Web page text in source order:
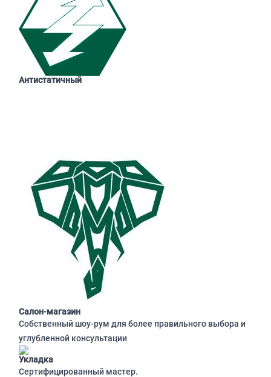
Антистатичный
Салон-магазин
Собственный шоу-рум для более правильного выбора и
углубленной консультации
Укладка
Сертифицированный мастер.